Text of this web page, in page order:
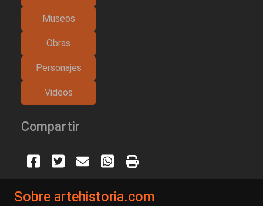
Museos
Obras
Personajes
Videos
Compartir
Sobre artehistoria.com